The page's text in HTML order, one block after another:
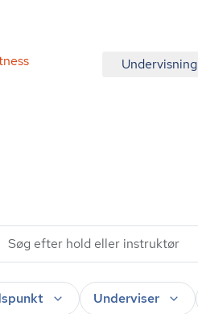
Undervisning
Underviser